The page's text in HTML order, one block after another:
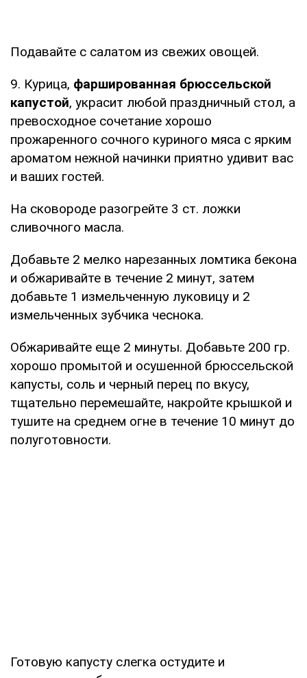
Подавайте с салатом из свежих овощей.
9. Курица, фаршированная брюссельской
капустой, украсит любой праздничный стол, а
превосходное сочетание хорошо
прожаренного сочного куриного мяса с ярким
ароматом нежной начинки приятно удивит вас
и ваших гостей.
На сковороде разогрейте 3 ст. ложки
сливочного масла.
Добавьте 2 мелко нарезанных ломтика бекона
и обжаривайте в течение 2 минут, затем
добавьте 1 измельченную луковицу и 2
измельченных зубчика чеснока.
Обжаривайте еще 2 минуты. Добавьте 200 гр.
хорошо промытой и осушенной брюссельской
капусты, соль и черный перец по вкусу,
тщательно перемешайте, накройте крышкой и
тушите на среднем огне в течение 10 минут до
полуготовности.
Готовую капусту слегка остудите и